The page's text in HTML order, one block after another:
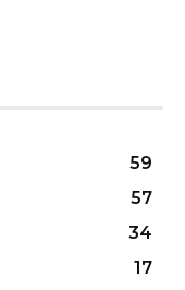
59
57
34
17